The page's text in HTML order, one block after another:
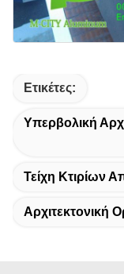
Ετικέτες:
Υπερβολική
Τείχη Κτιρίων
Αρχιτεκτονική